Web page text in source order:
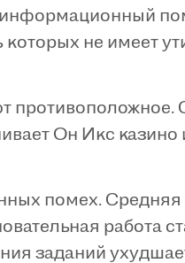
которых не имеет
Он Икс
помех.
работа
заданий